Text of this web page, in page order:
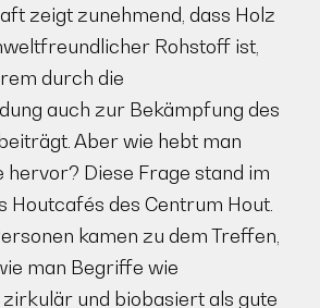
zeigt zunehmend, dass Holz
Rohstoff ist,
durch die
auch zur Bekämpfung des
Aber wie hebt man
hervor? Diese Frage stand im
Houtcafés des Centrum Hout.
kamen zu dem Treffen,
man Begriffe wie
und biobasiert als gute